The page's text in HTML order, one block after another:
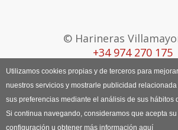
© Harineras
+34 974 270 175
Canal Ético
Aviso Legal
Cookies
Utilizamos cookies propias y de terceros para mejorar
nuestros servicios y mostrarle publicidad relacionada
sus preferencias mediante el análisis de sus hábitos
Si continua navegando, consideramos que acepta su
configuración u obtener más información aquí